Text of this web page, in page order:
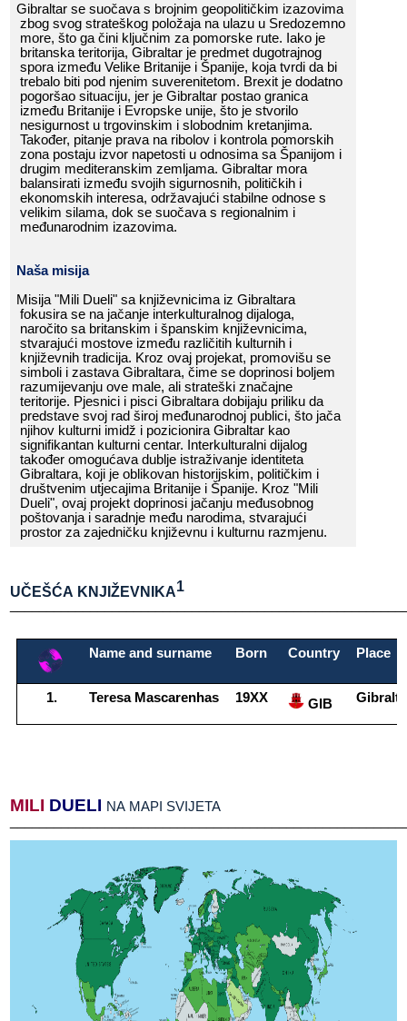
Gibraltar​​ se​​ suočava​​ s​​ brojnim​​ geopolitičkim​​ izazovima​​
zbog​​ svog​​ strateškog​​ položaja​​ na​​ ulazu​​ u​​ Sredozemno​​
more,​​ što​​ ga​​ čini​​ ključnim​​ za​​ pomorske​​ rute.​​ Iako​​ je​​
britanska​​ teritorija,​​ Gibraltar​​ je​​ predmet​​ dugotrajnog​​
spora​​ između​​ Velike​​ Britanije​​ i​​ Španije,​​ koja​​ tvrdi​​ da​​ bi​​
trebalo​​ biti​​ pod​​ njenim​​ suverenitetom.​​ Brexit​​ je​​ dodatno​​
pogoršao​​ situaciju,​​ jer​​ je​​ Gibraltar​​ postao​​ granica​​
između​​ Britanije​​ i​​ Evropske​​ unije,​​ što​​ je​​ stvorilo​​
nesigurnost​​ u​​ trgovinskim​​ i​​ slobodnim​​ kretanjima.​​
Također,​​ pitanje​​ prava​​ na​​ ribolov​​ i​​ kontrola​​ pomorskih​​
zona​​ postaju​​ izvor​​ napetosti​​ u​​ odnosima​​ sa​​ Španijom​​ i​​
drugim​​ mediteranskim​​ zemljama.​​ Gibraltar​​ mora​​
balansirati​​ između​​ svojih​​ sigurnosnih,​​ političkih​​ i​​
ekonomskih​​ interesa,​​ održavajući​​ stabilne​​ odnose​​ s​​
velikim​​ silama,​​ dok​​ se​​ suočava​​ s​​ regionalnim​​ i​​
međunarodnim​​ izazovima.
Naša​​ misija
Misija​​ "Mili​​ Dueli"​​ sa​​ književnicima​​ iz​​ Gibraltara​​
fokusira​​ se​​ na​​ jačanje​​ interkulturalnog​​ dijaloga,​​
naročito​​ sa​​ britanskim​​ i​​ španskim​​ književnicima,​​
stvarajući​​ mostove​​ između​​ različitih​​ kulturnih​​ i​​
književnih​​ tradicija.​​ Kroz​​ ovaj​​ projekat,​​ promovišu​​ se​​
simboli​​ i​​ zastava​​ Gibraltara,​​ čime​​ se​​ doprinosi​​ boljem​​
razumijevanju​​ ove​​ male,​​ ali​​ strateški​​ značajne​​
teritorije.​​ Pjesnici​​ i​​ pisci​​ Gibraltara​​ dobijaju​​ priliku​​ da​​
predstave​​ svoj​​ rad​​ široj​​ međunarodnoj​​ publici,​​ što​​ jača​​
njihov​​ kulturni​​ imidž​​ i​​ pozicionira​​ Gibraltar​​ kao​​
signifikantan ​​ kulturni​​ centar.​​ Interkulturalni​​ dijalog​​
također​​ omogućava​​ dublje​​ istraživanje​​ identiteta​​
Gibraltara,​​ koji​​ je​​ oblikovan​​ historijskim,​​ političkim​​ i​​
društvenim​​ utjecajima​​ Britanije​​ i​​ Španije.​​ Kroz​​ "Mili​​
Dueli",​​ ovaj​​ projekt​​ doprinosi​​ jačanju​​ međusobnog​​
poštovanja​​ i​​ saradnje​​ među​​ narodima,​​ stvarajući​​
prostor​​ za​​ zajedničku​​ književnu​​ i​​ kulturnu​​ razmjenu.
UČEŠĆA​​ KNJIŽEVNIKA1
Name​​ and​​ surname Born Country Place
Teresa​​ Mascarenhas​​ 19XX ​​ GIB
MILI DUELI NA​​ MAPI​​ SVIJETA